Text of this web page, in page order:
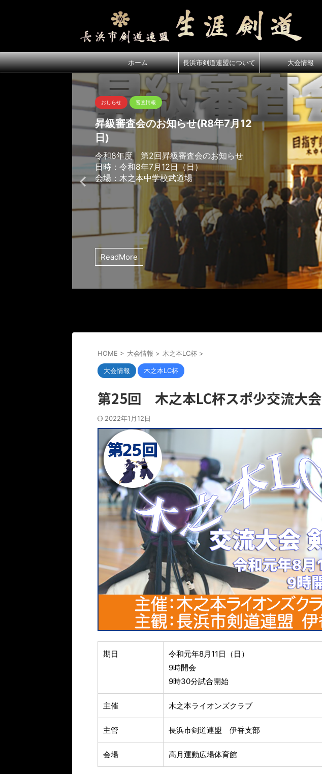
ホーム 長浜市剣道連盟について 大会情報
おしらせ 審査情報
昇級審査会のお知らせ(R8年7月12
日)
令和8年度 第2回昇級審査会のお知らせ
日時：令和8年7月12日（日）
会場：木之本中学校武道場
ReadMore
HOME > 大会情報 > 木之本LC杯 >
大会情報 木之本LC杯
第25回 木之本LC杯スポ少交流大会
2022年1月12日
期日
令和元年8月11日（日）
9時開会
9時30分試合開始
主催 木之本ライオンズクラブ
主管 長浜市剣道連盟 伊香支部
会場 高月運動広場体育館